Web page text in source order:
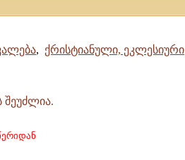
, ქრისტიანული, ეკლესიური